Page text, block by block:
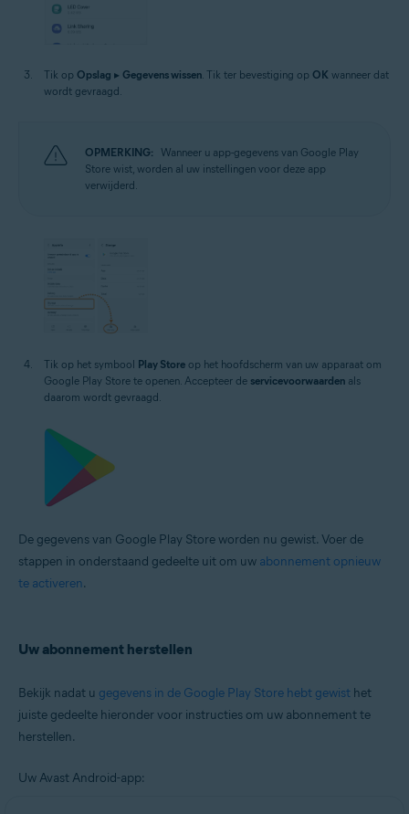
Tik op Opslag ▸ Gegevens wissen. Tik ter bevestiging op OK wanneer dat
wordt gevraagd.
OPMERKING: Wanneer u app-gegevens van Google Play
Store wist, worden al uw instellingen voor deze app
verwijderd.
Tik op het symbool Play Store op het hoofdscherm van uw apparaat om
Google Play Store te openen. Accepteer de servicevoorwaarden als
daarom wordt gevraagd.
De gegevens van Google Play Store worden nu gewist. Voer de
stappen in onderstaand gedeelte uit om uw abonnement opnieuw
te activeren.
Uw abonnement herstellen
Bekijk nadat u gegevens in de Google Play Store hebt gewist het
juiste gedeelte hieronder voor instructies om uw abonnement te
herstellen.
Uw Avast Android-app: